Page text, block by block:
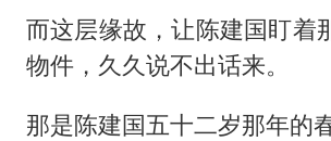
而这层缘故，让陈建国盯着
物件，久久说不出话来。
那是陈建国五十二岁那年的春